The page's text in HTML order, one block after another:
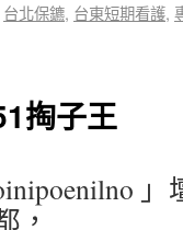
台北保鑣, 台東短期看護,
掏子王
，